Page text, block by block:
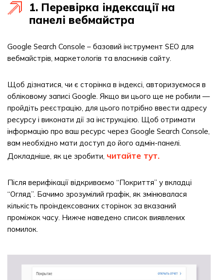
1. Перевірка індексації на
панелі вебмайстра
Google Search Console – базовий інструмент SEO для
вебмайстрів, маркетологів та власників сайту.
Щоб дізнатися, чи є сторінка в індексі, авторизуємося в
обліковому записі Google. Якщо ви цього ще не робили —
пройдіть реєстрацію, для цього потрібно ввести адресу
ресурсу і виконати дії за інструкцією. Щоб отримати
інформацію про ваш ресурс через Google Search Console,
вам необхідно мати доступ до його адмін-панелі.
Докладніше, як це зробити, читайте тут.
Після верифікації відкриваємо “Покриття” у вкладці
“Огляд”. Бачимо зрозумілий графік, як змінювалася
кількість проіндексованих сторінок за вказаний
проміжок часу. Нижче наведено список виявлених
помилок.